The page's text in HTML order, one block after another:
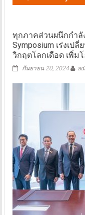
ทุกภาคส่วนผนึกกำลั
Symposium เร่งเป
วิกฤตโลกเดือด เพิ่ม
กันยายน 20, 2024